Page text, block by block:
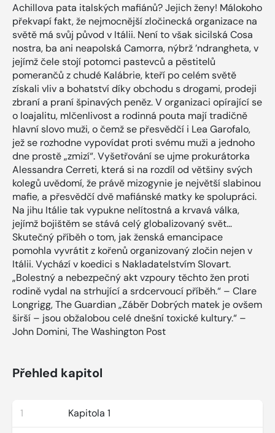
Achillova pata italských mafiánů? Jejich ženy! Málokoho
překvapí fakt, že nejmocnější zločinecká organizace na
světě má svůj původ v Itálii. Není to však sicilská Cosa
nostra, ba ani neapolská Camorra, nýbrž ’ndrangheta, v
jejímž čele stojí potomci pastevců a pěstitelů
pomerančů z chudé Kalábrie, kteří po celém světě
získali vliv a bohatství díky obchodu s drogami, prodeji
zbraní a praní špinavých peněz. V organizaci opírající se
o loajalitu, mlčenlivost a rodinná pouta mají tradičně
hlavní slovo muži, o čemž se přesvědčí i Lea Garofalo,
jež se rozhodne vypovídat proti svému muži a jednoho
dne prostě „zmizí“. Vyšetřování se ujme prokurátorka
Alessandra Cerreti, která si na rozdíl od většiny svých
kolegů uvědomí, že právě mizogynie je největší slabinou
mafie, a přesvědčí dvě mafiánské matky ke spolupráci.
Na jihu Itálie tak vypukne nelítostná a krvavá válka,
jejímž bojištěm se stává celý globalizovaný svět…
Skutečný příběh o tom, jak ženská emancipace
pomohla vyvrátit z kořenů organizovaný zločin nejen v
Itálii. Vychází v koedici s Nakladatelstvím Slovart.
„Bolestný a nebezpečný akt vzpoury těchto žen proti
rodině vydal na strhující a srdcervoucí příběh.“ – Clare
Longrigg, The Guardian „Záběr Dobrých matek je ovšem
širší – jsou obžalobou celé dnešní toxické kultury.“ –
John Domini, The Washington Post
Přehled kapitol
1 Kapitola 1